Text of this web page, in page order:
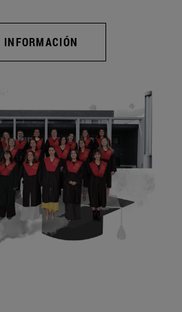
INFORMACIÓN